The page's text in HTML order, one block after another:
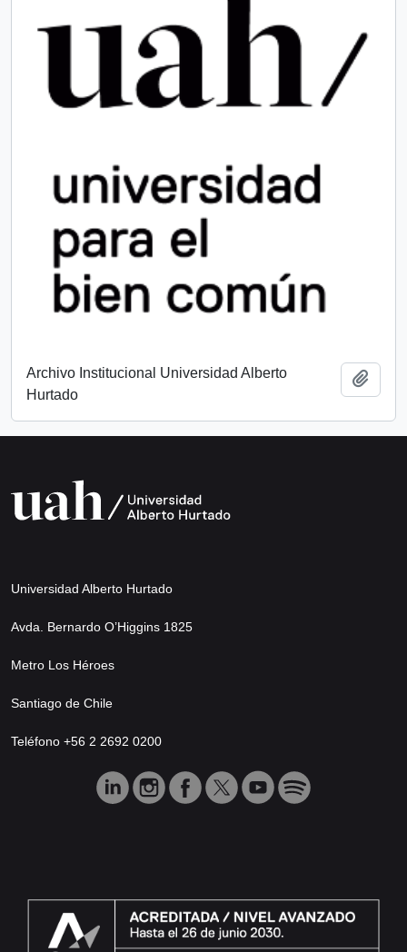
Archivo Institucional Universidad Alberto
Hurtado
Universidad Alberto Hurtado
Avda. Bernardo O’Higgins 1825
Metro Los Héroes
Santiago de Chile
Teléfono +56 2 2692 0200